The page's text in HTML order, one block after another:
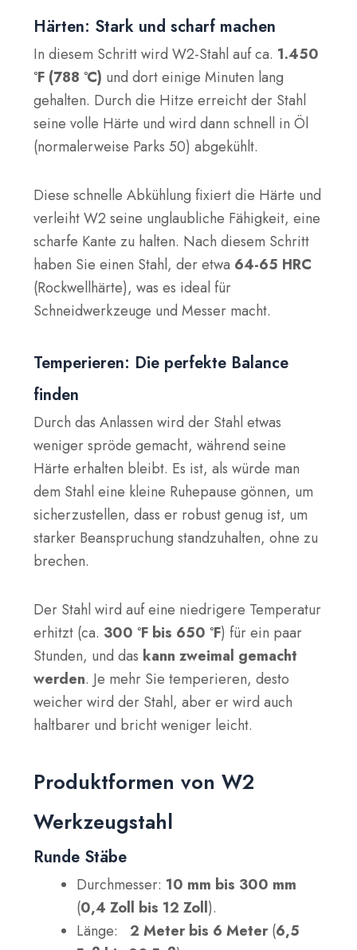
Härten: Stark und scharf machen
In diesem Schritt wird W2-Stahl auf ca. 1.450
°F (788 °C) und dort einige Minuten lang
gehalten. Durch die Hitze erreicht der Stahl
seine volle Härte und wird dann schnell in Öl
(normalerweise Parks 50) abgekühlt.
Diese schnelle Abkühlung fixiert die Härte und
verleiht W2 seine unglaubliche Fähigkeit, eine
scharfe Kante zu halten. Nach diesem Schritt
haben Sie einen Stahl, der etwa 64-65 HRC
(Rockwellhärte), was es ideal für
Schneidwerkzeuge und Messer macht.
Temperieren: Die perfekte Balance
finden
Durch das Anlassen wird der Stahl etwas
weniger spröde gemacht, während seine
Härte erhalten bleibt. Es ist, als würde man
dem Stahl eine kleine Ruhepause gönnen, um
sicherzustellen, dass er robust genug ist, um
starker Beanspruchung standzuhalten, ohne zu
brechen.
Der Stahl wird auf eine niedrigere Temperatur
erhitzt (ca. 300 °F bis 650 °F) für ein paar
Stunden, und das kann zweimal gemacht
werden. Je mehr Sie temperieren, desto
weicher wird der Stahl, aber er wird auch
haltbarer und bricht weniger leicht.
Produktformen von W2
Werkzeugstahl
Runde Stäbe
Durchmesser: 10 mm bis 300 mm
(0,4 Zoll bis 12 Zoll).
Länge:2 Meter bis 6 Meter(6,5